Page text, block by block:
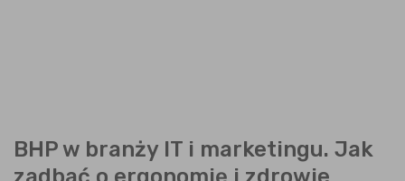
BHP w branży IT i marketingu. Jak